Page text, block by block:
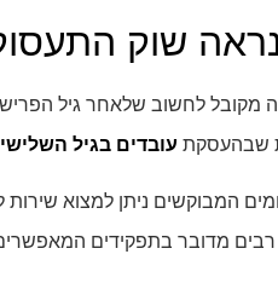
שוק התעסוקה לבני
מקובל לחשוב שלאחר גיל
שבהעסקת עובדים בגיל השלישי
המבוקשים ניתן למצוא שירות
מדובר בתפקידים